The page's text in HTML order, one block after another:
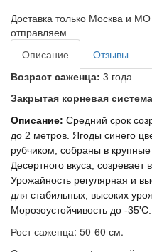
Доставка только Москва и
отправляем
Описание
Отзывы
Возраст саженца: 3 года
Закрытая корневая
Описание: Средний срок
до 2 метров. Ягоды синего
рубчиком, собраны в крупные
Десертного вкуса, созревает
Урожайность регулярная и
для стабильных, высоких
Морозоустойчивость до -35'С.
Рост саженца: 50-60 см.